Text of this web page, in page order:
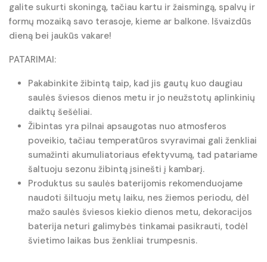
galite sukurti skoningą, tačiau kartu ir žaismingą, spalvų ir
formų mozaiką savo terasoje, kieme ar balkone. Išvaizdūs
dieną bei jaukūs vakare!
PATARIMAI:
Pakabinkite žibintą taip, kad jis gautų kuo daugiau
saulės šviesos dienos metu ir jo neužstotų aplinkinių
daiktų šešėliai.
Žibintas yra pilnai apsaugotas nuo atmosferos
poveikio, tačiau temperatūros svyravimai gali ženkliai
sumažinti akumuliatoriaus efektyvumą, tad patariame
šaltuoju sezonu žibintą įsinešti į kambarį.
Produktus su saulės baterijomis rekomenduojame
naudoti šiltuoju metų laiku, nes žiemos periodu, dėl
mažo saulės šviesos kiekio dienos metu, dekoracijos
baterija neturi galimybės tinkamai pasikrauti, todėl
švietimo laikas bus ženkliai trumpesnis.